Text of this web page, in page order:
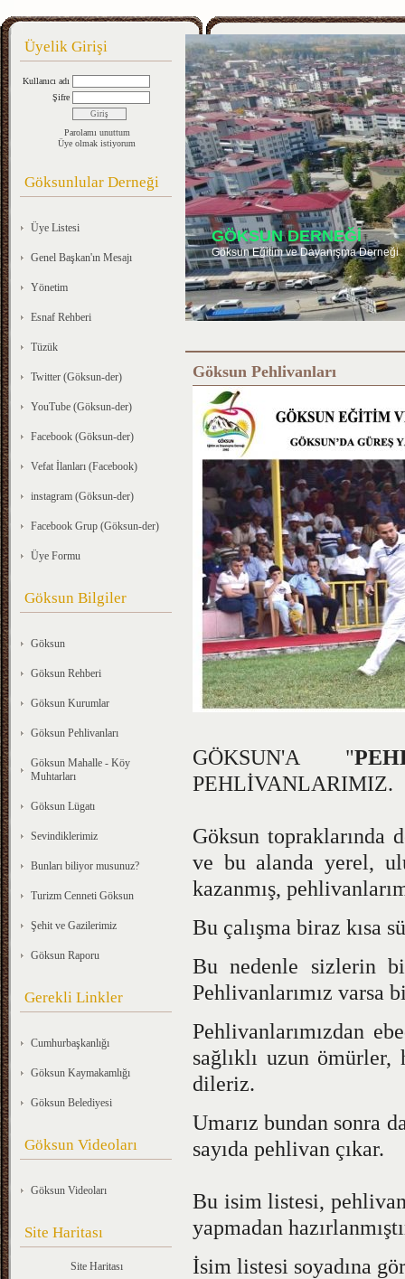
Üyelik Girişi
Kullanıcı adı
Şifre
Parolamı unuttum
Üye olmak istiyorum
Göksunlular Derneği
Üye Listesi
Genel Başkan'ın Mesajı
Yönetim
Esnaf Rehberi
Tüzük
Twitter (Göksun-der)
YouTube (Göksun-der)
Facebook (Göksun-der)
Vefat İlanları (Facebook)
instagram (Göksun-der)
Facebook Grup (Göksun-der)
Üye Formu
Göksun Bilgiler
Göksun
Göksun Rehberi
Göksun Kurumlar
Göksun Pehlivanları
Göksun Mahalle - Köy
Muhtarları
Göksun Lügatı
Sevindiklerimiz
Bunları biliyor musunuz?
Turizm Cenneti Göksun
Şehit ve Gazilerimiz
Göksun Raporu
Gerekli Linkler
Cumhurbaşkanlığı
Göksun Kaymakamlığı
Göksun Belediyesi
Göksun Videoları
Göksun Videoları
Site Haritası
Site Haritası
GÖKSUN DERNEĞİ
Göksun Eğitim ve Dayanışma Derneği
Göksun Pehlivanları
GÖKSUN'A "
PEHLİVANLARIMIZ.
Göksun topraklarında
ve bu alanda yerel,
kazanmış,
Bu çalışma biraz kısa
Bu nedenle sizlerin
Pehlivanlarımız varsa
Pehlivanlarımızdan
sağlıklı uzun
dileriz.
Umarız bundan sonra
sayıda pehlivan çıkar.
Bu isim listesi,
yapmadan
İsim listesi soyadına